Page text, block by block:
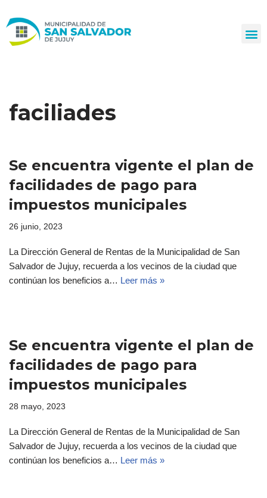
al
faciliades
Se encuentra vigente el plan de
facilidades de pago para
impuestos municipales
26 junio, 2023
La Dirección General de Rentas de la Municipalidad de San
Salvador de Jujuy, recuerda a los vecinos de la ciudad que
continúan los beneficios a… Leer más »
Se encuentra vigente el plan de
facilidades de pago para
impuestos municipales
28 mayo, 2023
La Dirección General de Rentas de la Municipalidad de San
Salvador de Jujuy, recuerda a los vecinos de la ciudad que
continúan los beneficios a… Leer más »